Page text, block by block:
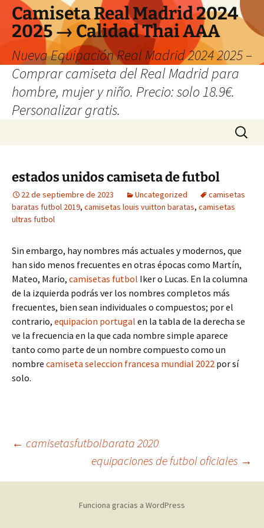
Camiseta Real Madrid 2024
2025 → Calidad Thai AAA
Nueva Equipación Real Madrid 2024 2025 –
Comprar camiseta del Real Madrid para
hombre, mujer y niño. Precio: solo 18.9€.
Personalizar gratis.
Buscar:
estados unidos camiseta de futbol
22 de septiembre de 2023 Uncategorized
camisetas
baratas futbol 2019, camisetas louis vuitton baratas, camisetas
ultras futbol
Sin embargo, hay nombres más actuales y modernos, que
han sido menos frecuentes en otras épocas como Martín,
Mateo, Mario, camisetas futbol Iker o Lucas. En la columna
de la izquierda podrás ver los nombres completos más
frecuentes, bien sean individuales o compuestos; por el
contrario, equipacion portugal en la tabla de la derecha se
ve la frecuencia en la que cada nombre simple aparece
tanto como parte de un nombre compuesto como un
nombre camiseta seleccion francesa mundial 2022 por sí
solo.
Navegación
de
← camisetasfutbolbarata 2020
equipaciones de futbol oficiales →
Funciona gracias a WordPress